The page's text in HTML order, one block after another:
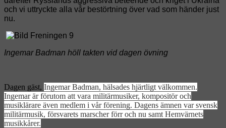
och vi uttryckte alla vår bestörtning över vad som händer just
nu.
Ingemar Badman höll takten vid dagen övning
Dagen gäst, Ingemar Badman, hälsades hjärtligt välkommen.
Ingemar är förutom att vara militärmusiker, kompositör och
musiklärare även medlem i vår förening. Dagens ämnen var svensk
militärmusik, försvarets marscher förr och nu samt Hemvärnets
musikkårer.